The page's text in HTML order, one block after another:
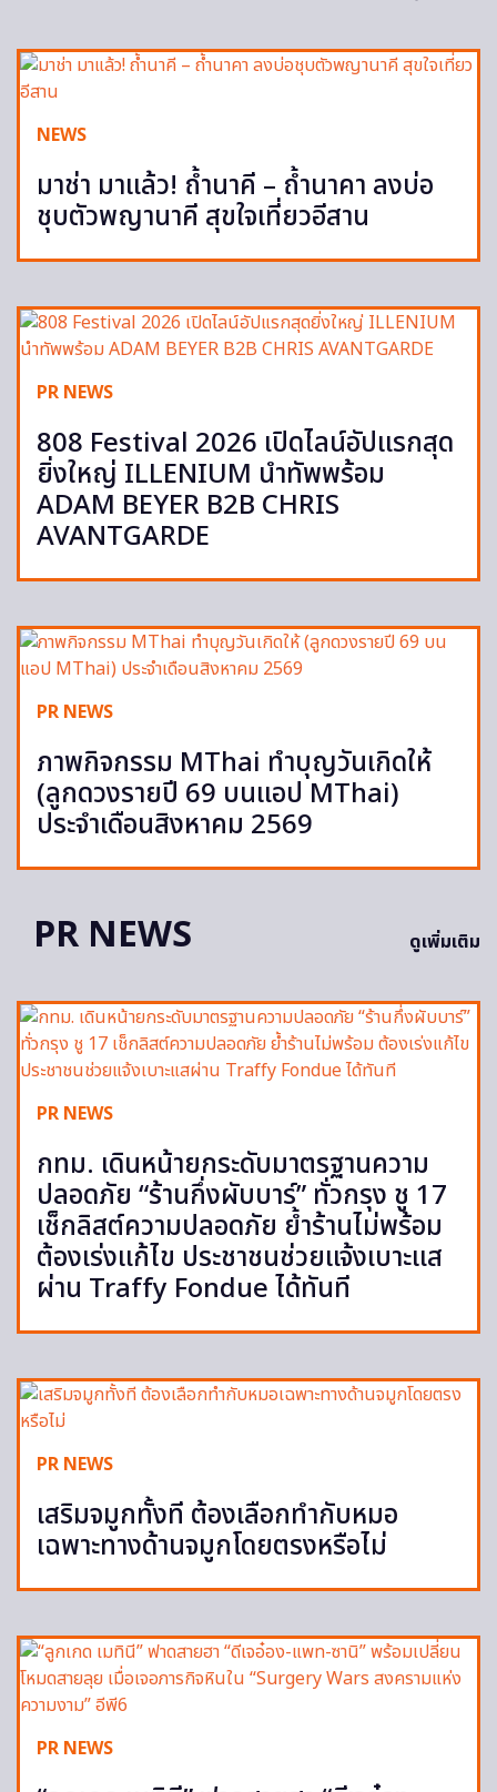
NEWS
มาช่า มาแล้ว! ถ้ำนาคี – ถ้ำนาคา ลงบ่อ
ชุบตัวพญานาคี สุขใจเที่ยวอีสาน
PR NEWS
808 Festival 2026 เปิดไลน์อัปแรกสุด
ยิ่งใหญ่ ILLENIUM นำทัพพร้อม
ADAM BEYER B2B CHRIS
AVANTGARDE
PR NEWS
ภาพกิจกรรม MThai ทำบุญวันเกิดให้
(ลูกดวงรายปี 69 บนแอป MThai)
ประจำเดือนสิงหาคม 2569
PR NEWS ดูเพิ่มเติม
PR NEWS
กทม. เดินหน้ายกระดับมาตรฐานความ
ปลอดภัย “ร้านกึ่งผับบาร์” ทั่วกรุง ชู 17
เช็กลิสต์ความปลอดภัย ย้ำร้านไม่พร้อม
ต้องเร่งแก้ไข ประชาชนช่วยแจ้งเบาะแส
ผ่าน Traffy Fondue ได้ทันที
PR NEWS
เสริมจมูกทั้งที ต้องเลือกทำกับหมอ
เฉพาะทางด้านจมูกโดยตรงหรือไม่
PR NEWS